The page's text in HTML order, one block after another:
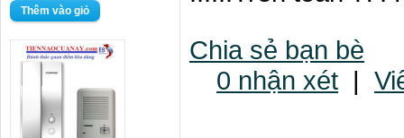
Chia sẻ bạn bè
0 nhận xét |